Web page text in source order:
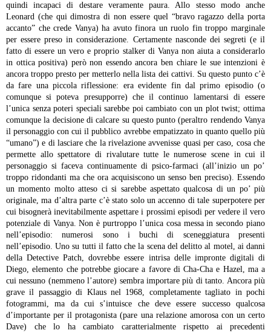
quindi incapaci di destare veramente paura. Allo stesso modo anche
Leonard (che qui dimostra di non essere quel “bravo ragazzo della porta
accanto” che crede Vanya) ha avuto finora un ruolo fin troppo marginale
per essere preso in considerazione. Certamente nasconde dei segreti (e il
fatto di essere un vero e proprio stalker di Vanya non aiuta a considerarlo
in ottica positiva) però non essendo ancora ben chiare le sue intenzioni è
ancora troppo presto per metterlo nella lista dei cattivi. Su questo punto c’è
da fare una piccola riflessione: era evidente fin dal primo episodio (o
comunque si poteva presupporre) che il continuo lamentarsi di essere
l’unica senza poteri speciali sarebbe poi cambiato con un plot twist; ottima
comunque la decisione di calcare su questo punto (peraltro rendendo Vanya
il personaggio con cui il pubblico avrebbe empatizzato in quanto quello più
“umano”) e di lasciare che la rivelazione avvenisse quasi per caso, cosa che
permette allo spettatore di rivalutare tutte le numerose scene in cui il
personaggio si faceva continuamente di psico-farmaci (all’inizio un po’
troppo ridondanti ma che ora acquisiscono un senso ben preciso). Essendo
un momento molto atteso ci si sarebbe aspettato qualcosa di un po’ più
originale, ma d’altra parte c’è stato solo un accenno di tale superpotere per
cui bisognerà inevitabilmente aspettare i prossimi episodi per vedere il vero
potenziale di Vanya. Non è purtroppo l’unica cosa messa in secondo piano
nell’episodio: numerosi sono i buchi di sceneggiatura presenti
nell’episodio. Uno su tutti il fatto che la scena del delitto al motel, ai danni
della Detective Patch, dovrebbe essere intrisa delle impronte digitali di
Diego, elemento che potrebbe giocare a favore di Cha-Cha e Hazel, ma a
cui nessuno (nemmeno l’autore) sembra importare più di tanto. Ancora più
grave il passaggio di Klaus nel 1968, completamente tagliato in pochi
fotogrammi, ma da cui s’intuisce che deve essere successo qualcosa
d’importante per il protagonista (pare una relazione amorosa con un certo
Dave) che lo ha cambiato caratterialmente rispetto ai precedenti